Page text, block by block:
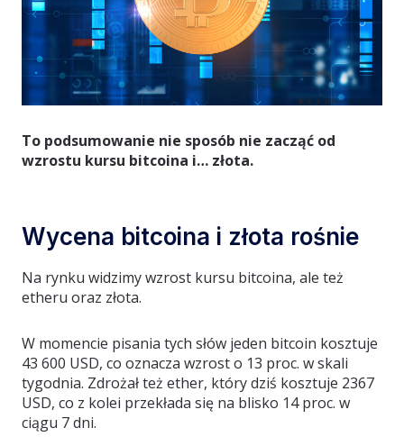
To podsumowanie nie sposób nie zacząć od
wzrostu kursu bitcoina i… złota.
Wycena bitcoina i złota rośnie
Na rynku widzimy wzrost kursu bitcoina, ale też
etheru oraz złota.
W momencie pisania tych słów jeden bitcoin kosztuje
43 600 USD, co oznacza wzrost o 13 proc. w skali
tygodnia. Zdrożał też ether, który dziś kosztuje 2367
USD, co z kolei przekłada się na blisko 14 proc. w
ciągu 7 dni.